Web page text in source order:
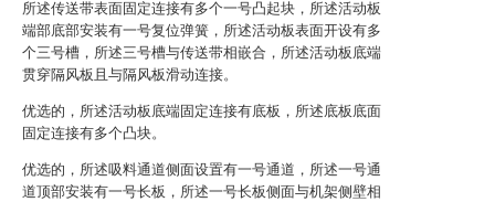
所述传送带表面固定连接有多个一号凸起块，所述活动板
端部底部安装有一号复位弹簧，所述活动板表面开设有多
个三号槽，所述三号槽与传送带相嵌合，所述活动板底端
贯穿隔风板且与隔风板滑动连接。
优选的，所述活动板底端固定连接有底板，所述底板底面
固定连接有多个凸块。
优选的，所述吸料通道侧面设置有一号通道，所述一号通
道顶部安装有一号长板，所述一号长板侧面与机架侧壁相